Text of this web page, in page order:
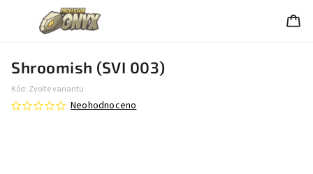
Shroomish (SVI 003)
Kód: Zvolte variantu
Neohodnoceno